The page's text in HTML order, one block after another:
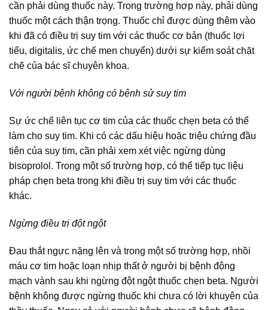
cần phải dùng thuốc này. Trong trường hợp này, phải dùng
thuốc một cách thận trọng. Thuốc chỉ được dùng thêm vào
khi đã có điều trị suy tim với các thuốc cơ bản (thuốc lợi
tiểu, digitalis, ức chế men chuyển) dưới sự kiểm soát chặt
chẽ của bác sĩ chuyên khoa.
Với người bệnh không có bệnh sử suy tim
Sự ức chế liên tục cơ tim của các thuốc chẹn beta có thể
làm cho suy tim. Khi có các dấu hiệu hoặc triệu chứng đầu
tiên của suy tim, cần phải xem xét việc ngừng dùng
bisoprolol. Trong một số trường hợp, có thể tiếp tục liệu
pháp chẹn beta trong khi điều trị suy tim với các thuốc
khác.
Ngừng điều trị đột ngột
Đau thắt ngực nặng lên và trong một số trường hợp, nhồi
máu cơ tim hoặc loạn nhịp thất ở người bị bệnh động
mạch vành sau khi ngừng đột ngột thuốc chẹn beta. Người
bệnh không được ngừng thuốc khi chưa có lời khuyên của